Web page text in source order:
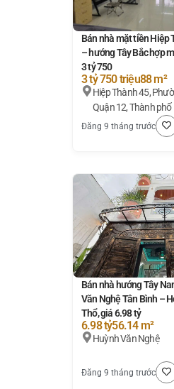
Bán nhà mặt tiền Hiệp
– hướng Tây Bắc hợp
3 tỷ 750
3 tỷ 750 triệu88 m²
Hiệp Thành 45,
Quận 12, Thành phố
Đăng 9 tháng trước
Bán nhà hướng Tây
Văn Nghệ Tân Bình –
Thổ, giá 6.98 tỷ
6.98 tỷ56.14 m²
Huỳnh Văn Nghệ
Đăng 9 tháng trước